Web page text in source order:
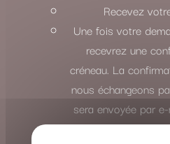
Recevez
Une fois votre
recevrez une
créneau. La
nous échangeons
sera envoyée par